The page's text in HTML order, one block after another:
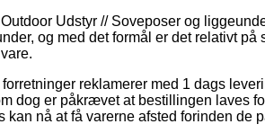
Udstyr // Soveposer og
og med det formål er det relativt
reklamerer med 1 dags
dog er påkrævet at bestillingen laves
kan nå at få varerne afsted forinden de